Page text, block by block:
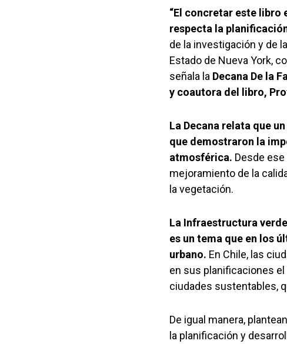
“El concretar este libro
respecta la
de la investigación y de
Estado de Nueva York,
señala la Decana De la
y coautora del libro,
La Decana relata que
que demostraron la
atmosférica. Desde
mejoramiento de la
la vegetación.
La Infraestructura
es un tema que en los
urbano. En Chile, las
en sus planificaciones
ciudades sustentables,
De igual manera,
la planificación y